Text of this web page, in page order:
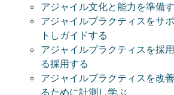
アジャイル文化と能力を準備
アジャイルプラクティスをサ
トしガイドする
アジャイルプラクティスを採
る採用する
アジャイルプラクティスを改
るために計測し学ぶ